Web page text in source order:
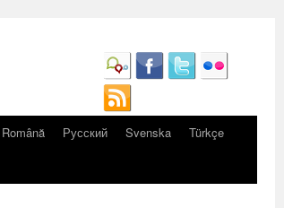
Română Русский Svenska
Türkçe